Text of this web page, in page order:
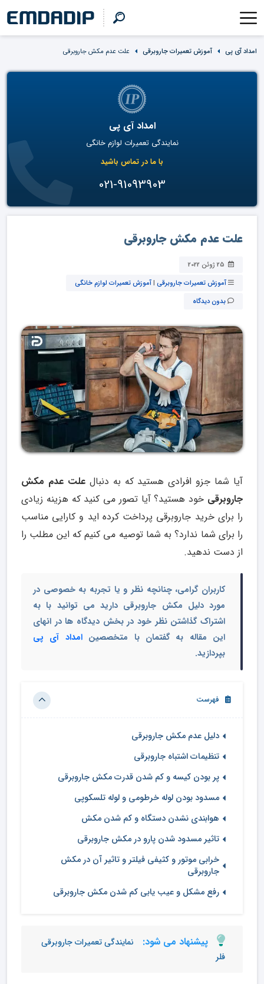
امداد آی پی آموزش تعمیرات جاروبرقی علت عدم مکش جاروبرقی
امداد آی پی
نمایندگی تعمیرات لوازم خانگی
با ما در تماس باشید
021-91093903
علت عدم مکش جاروبرقی
آموزش تعمیرات جاروبرقی |آموزش تعمیرات لوازم خانگی
بدون دیدگاه
آیا شما جزو افرادی هستید که به دنبالعلت عدم مکش
جاروبرقی خود هستید؟ آیا تصور می کنید که هزینه زیادی
را برای خرید جاروبرقی پرداخت کرده اید و کارایی مناسب
را برای شما ندارد؟ به شما توصیه می کنیم که این مطلب را
از دست ندهید.
کاربران گرامی، چنانچه نظر و یا تجربه به خصوصی در
مورد دلیل مکش جاروبرقی دارید می توانید با به
اشتراک گذاشتن نظر خود در بخش دیدگاه ها در انهای
این مقاله به گفتمان با متخصصینامداد آی پی
بپردازید.
فهرست
دلیل عدم مکش جاروبرقی
تنظیمات اشتباه جاروبرقی
پر بودن کیسه و کم شدن قدرت مکش جاروبرقی
مسدود بودن لوله خرطومی و لوله تلسکوپی
هوابندی نشدن دستگاه و کم شدن مکش
تاثیر مسدود شدن پارو در مکش جاروبرقی
خرابی موتور و کثیفی فیلتر و تاثیر آن در مکش
جاروبرقی
رفع مشکل و عیب یابی کم شدن مکش جاروبرقی
پیشنهاد می شود:
نمایندگی تعمیرات جاروبرقی
فلر